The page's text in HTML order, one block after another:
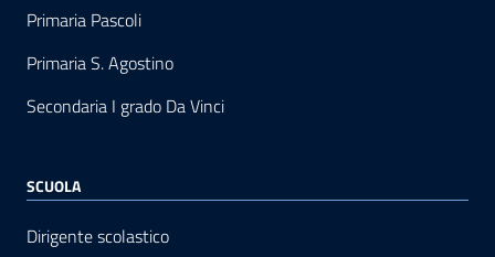
Primaria Pascoli
Primaria S. Agostino
Secondaria I grado Da Vinci
SCUOLA
Dirigente scolastico